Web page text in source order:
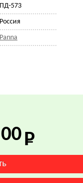
ПД-573
Россия
Panna